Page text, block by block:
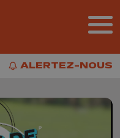
ALERTEZ-NOUS
ALERTEZ-NOUS